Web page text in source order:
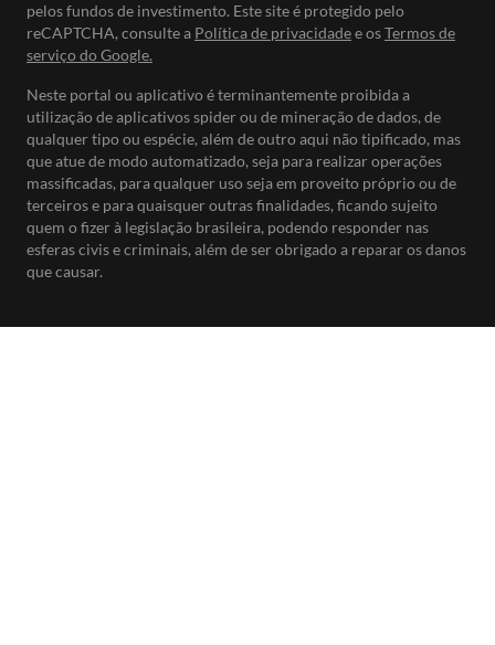
pelos fundos de investimento. Este site é protegido pelo
reCAPTCHA, consulte a Política de privacidadee osTermos de
serviço do Google.
Neste portal ou aplicativo é terminantemente proibida a
utilização de aplicativos spider ou de mineração de dados, de
qualquer tipo ou espécie, além de outro aqui não tipificado, mas
que atue de modo automatizado, seja para realizar operações
massificadas, para qualquer uso seja em proveito próprio ou de
terceiros e para quaisquer outras finalidades, ficando sujeito
quem o fizer à legislação brasileira, podendo responder nas
esferas civis e criminais, além de ser obrigado a reparar os danos
que causar.